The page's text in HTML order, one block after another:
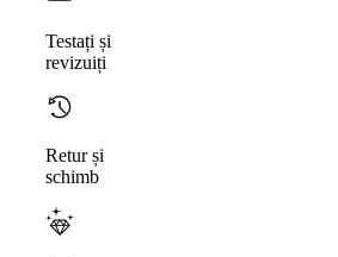
Testați și
revizuiți
Retur și
schimb